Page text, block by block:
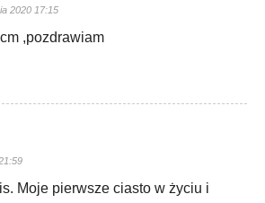
2020 17:15
,pozdrawiam
Moje pierwsze ciasto w życiu i